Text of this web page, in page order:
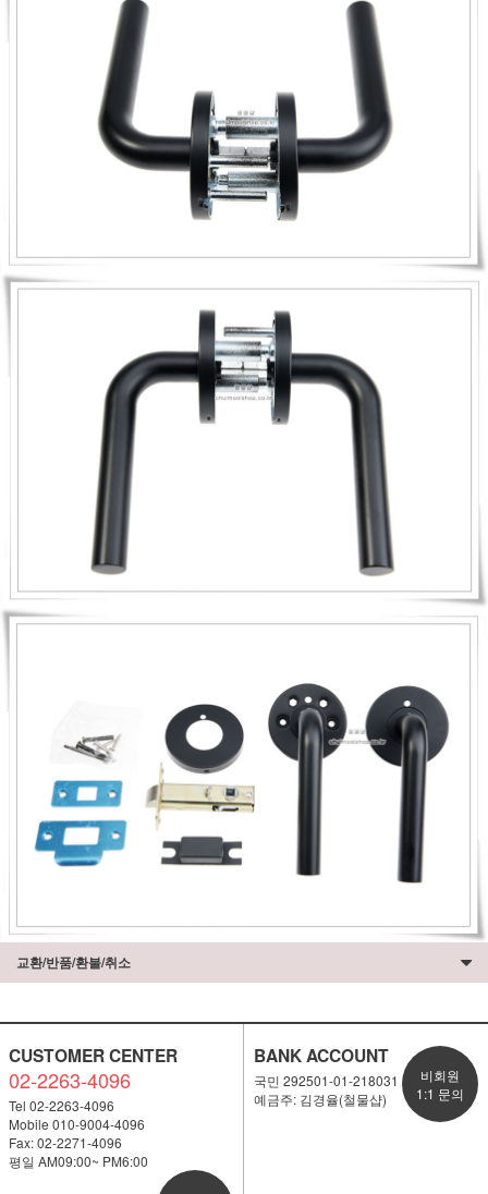
교환/반품/환불/취소
CUSTOMER CENTER
02-2263-4096
Tel 02-2263-4096
Mobile 010-9004-4096
Fax: 02-2271-4096
평일 AM09:00~ PM6:00
BANK ACCOUNT
국민 292501-01-218031
예금주: 김경율(철물샵)
비회원
1:1 문의